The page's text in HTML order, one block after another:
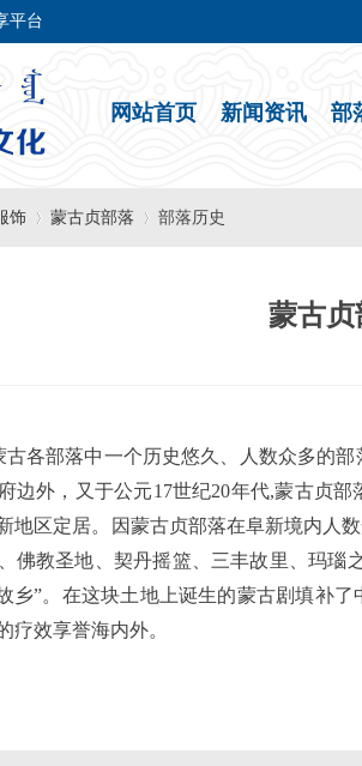
平台
网站首页 新闻资讯 部
饰 蒙古贞部落 部落历史
蒙古贞
各部落中一个历史悠久、人数众多的部
边外，又于公元17世纪20年代,蒙古贞
地区定居。因蒙古贞部落在阜新境内人
佛教圣地、契丹摇篮、三丰故里、玛瑙
乡”。在这块土地上诞生的蒙古剧填补
疗效享誉海内外。